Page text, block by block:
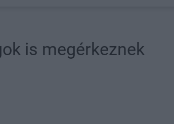
is megérkeznek